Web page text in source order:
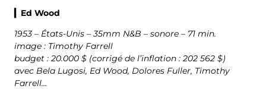
Ed Wood
1953 – États-Unis – 35mm N&B – sonore – 71 min.
image : Timothy Farrell
budget : 20.000 $ (corrigé de l’inflation : 202 562 $)
avec Bela Lugosi, Ed Wood, Dolores Fuller, Timothy
Farrell…